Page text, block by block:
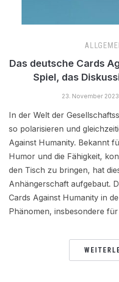
Das deutsche Cards
Spiel, das
23. November 2023
In der Welt der
so polarisieren und
Against Humanity. Bekannt
Humor und die Fähigkeit,
den Tisch zu bringen, hat
Anhängerschaft aufgebaut.
Cards Against Humanity in
Phänomen, insbesondere